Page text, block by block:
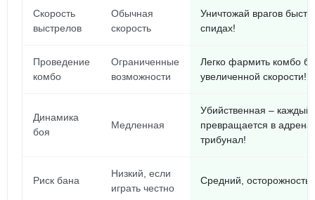
Скорость
выстрелов
Обычная
скорость
Уничтожай врагов
спидах!
Проведение
комбо
Ограниченные
возможности
Легко фармить комбо
увеличенной скорости!
Динамика
боя
Медленная
Убийственная – каждый
превращается в
трибунал!
Риск бана
Низкий, если
играть честно
Средний, осторожность